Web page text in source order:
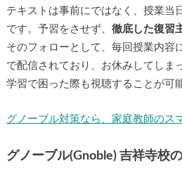
テキストは事前にではなく、授業当
です。予習をさせず、 徹底した復習
そのフォローとして、毎回授業内容
で配信されており、お休みしてしま
学習で困った際も視聴することが可
グノーブル対策なら、家庭教師のス
グノーブル(Gnoble) 吉祥寺校